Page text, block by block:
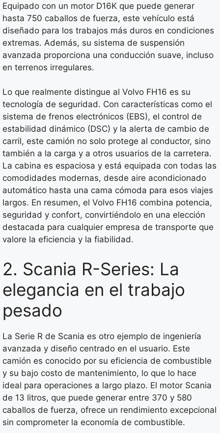
Equipado con un motor D16K que puede generar
hasta 750 caballos de fuerza, este vehículo está
diseñado para los trabajos más duros en condiciones
extremas. Además, su sistema de suspensión
avanzada proporciona una conducción suave, incluso
en terrenos irregulares.
Lo que realmente distingue al Volvo FH16 es su
tecnología de seguridad. Con características como el
sistema de frenos electrónicos (EBS), el control de
estabilidad dinámico (DSC) y la alerta de cambio de
carril, este camión no solo protege al conductor, sino
también a la carga y a otros usuarios de la carretera.
La cabina es espaciosa y está equipada con todas las
comodidades modernas, desde aire acondicionado
automático hasta una cama cómoda para esos viajes
largos. En resumen, el Volvo FH16 combina potencia,
seguridad y confort, convirtiéndolo en una elección
destacada para cualquier empresa de transporte que
valore la eficiencia y la fiabilidad.
2. Scania R-Series: La
elegancia en el trabajo
pesado
La Serie R de Scania es otro ejemplo de ingeniería
avanzada y diseño centrado en el usuario. Este
camión es conocido por su eficiencia de combustible
y su bajo costo de mantenimiento, lo que lo hace
ideal para operaciones a largo plazo. El motor Scania
de 13 litros, que puede generar entre 370 y 580
caballos de fuerza, ofrece un rendimiento excepcional
sin comprometer la economía de combustible.